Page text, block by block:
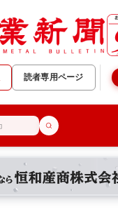
読者専用ページ